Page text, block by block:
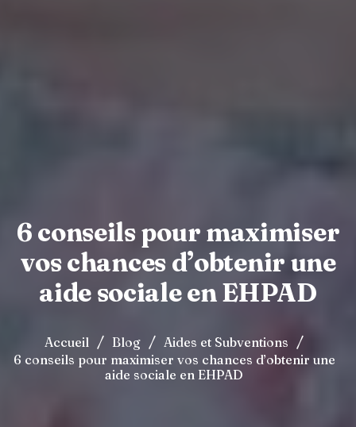
6 conseils pour maximiser
vos chances d’obtenir une
aide sociale en EHPAD
Accueil / Blog / Aides et Subventions /
6 conseils pour maximiser vos chances d’obtenir une
aide sociale en EHPAD